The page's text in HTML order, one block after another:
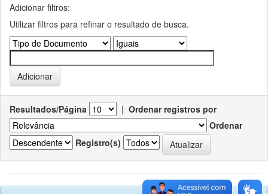
Adicionar filtros:
Utilizar filtros para refinar o resultado de busca.
Resultados/Página | Ordenar registros por
Ordenar
Registro(s)